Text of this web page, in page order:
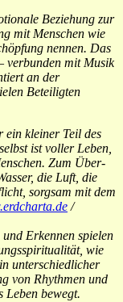
Beziehung zur
mit Menschen wie
nennen. Das
verbunden mit Musik
an der
Beteiligten
ein kleiner Teil des
ist voller Leben,
Zum Über­
die Luft, die
sorgsam mit dem
/
Erkennen spielen
wie
unterschiedlicher
von Rhythmen und
Leben bewegt.